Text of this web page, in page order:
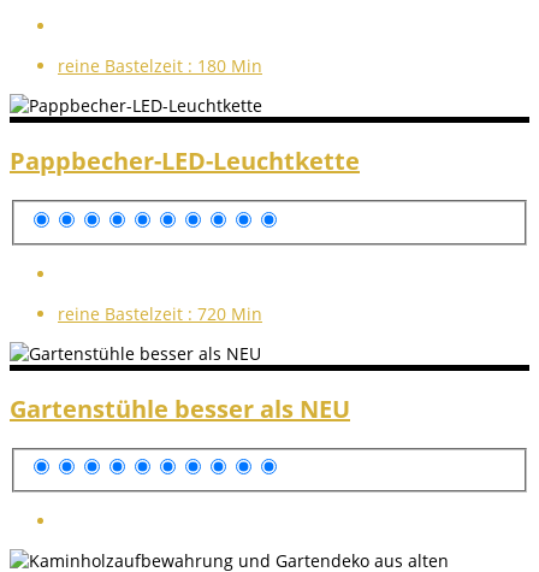
reine Bastelzeit : 180 Min
Pappbecher-LED-Leuchtkette
reine Bastelzeit : 720 Min
Gartenstühle besser als NEU